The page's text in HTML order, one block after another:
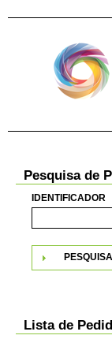
Pesquisa de
IDENTIFICADOR
Lista de